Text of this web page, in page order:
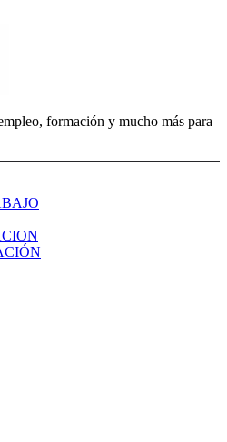
formación y mucho más para